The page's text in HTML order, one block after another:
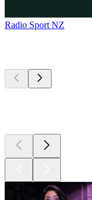
Radio Sport NZ